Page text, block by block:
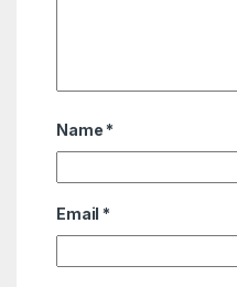
Name *
Email *